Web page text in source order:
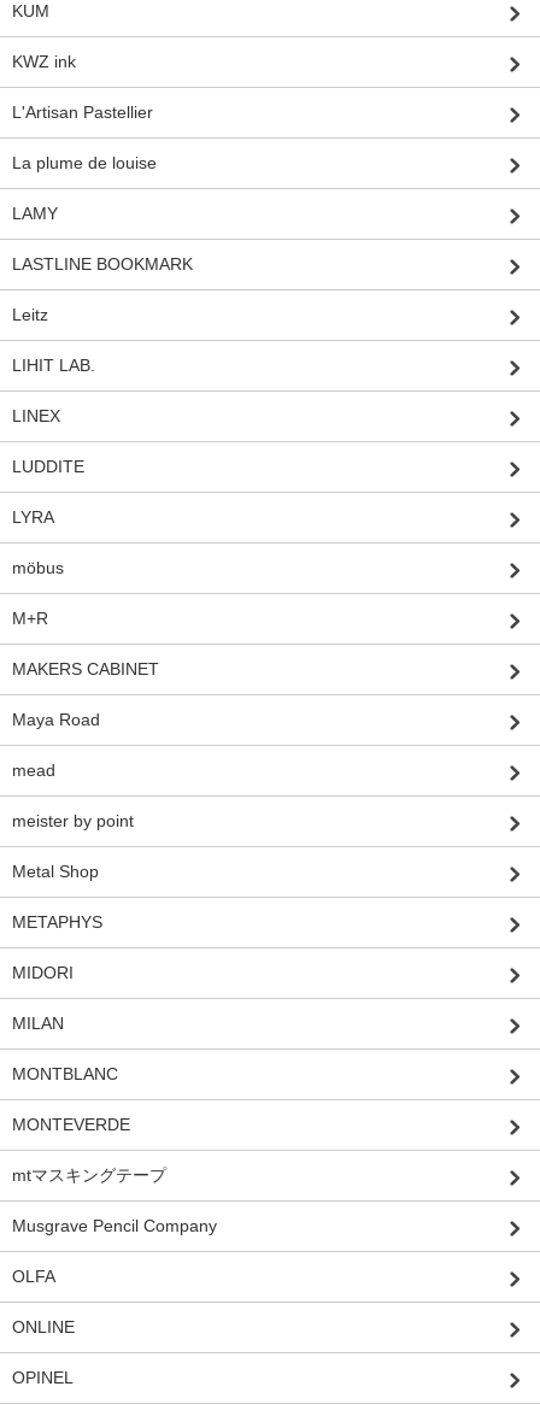
KUM
KWZ ink
L'Artisan Pastellier
La plume de louise
LAMY
LASTLINE BOOKMARK
Leitz
LIHIT LAB.
LINEX
LUDDITE
LYRA
möbus
M+R
MAKERS CABINET
Maya Road
mead
meister by point
Metal Shop
METAPHYS
MIDORI
MILAN
MONTBLANC
MONTEVERDE
mtマスキングテープ
Musgrave Pencil Company
OLFA
ONLINE
OPINEL